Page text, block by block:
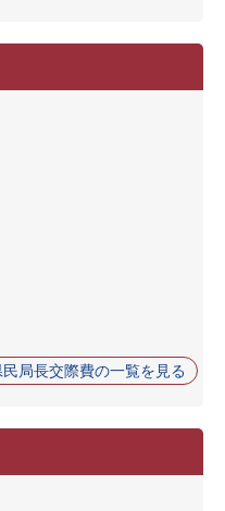
局長交際費の一覧を見る